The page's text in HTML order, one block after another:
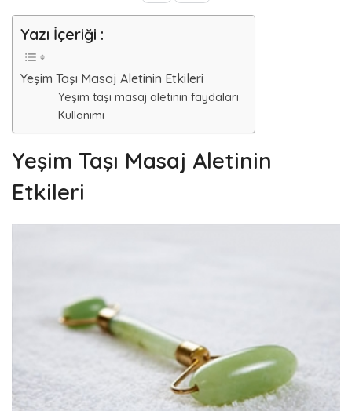
Yazı İçeriği :
Yeşim Taşı Masaj Aletinin Etkileri
Yeşim taşı masaj aletinin faydaları
Kullanımı
Yeşim Taşı Masaj Aletinin
Etkileri